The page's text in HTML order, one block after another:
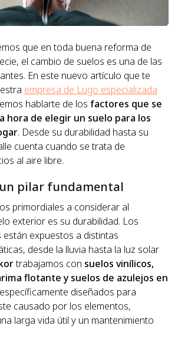
que en toda buena reforma de
el cambio de suelos es una de las
En este nuevo artículo que te
empresa de Lugo especializada
hablarte de los factores que se
hora de elegir un suelo para los
. Desde su durabilidad hasta su
cuenta cuando se trata de
al aire libre.
pilar fundamental
primordiales a considerar al
exterior es su durabilidad. Los
expuestos a distintas
desde la lluvia hasta la luz solar
trabajamos con suelos vinílicos,
flotante y suelos de azulejos en
diseñados para
causado por los elementos,
larga vida útil y un mantenimiento